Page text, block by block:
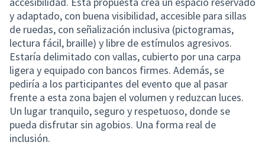
y adaptado, con buena visibilidad, accesible para sillas
de ruedas, con señalización inclusiva (pictogramas,
lectura fácil, braille) y libre de estímulos agresivos.
Estaría delimitado con vallas, cubierto por una carpa
ligera y equipado con bancos firmes. Además, se
pediría a los participantes del evento que al pasar
frente a esta zona bajen el volumen y reduzcan luces.
Un lugar tranquilo, seguro y respetuoso, donde se
pueda disfrutar sin agobios. Una forma real de
inclusión.